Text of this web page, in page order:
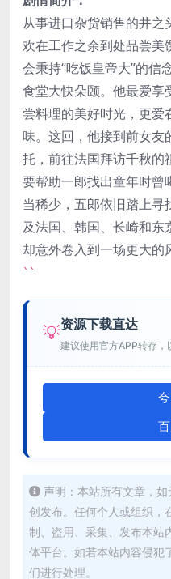
从事进口杂货销售的井
欢在工作之余到处品尝美
会秉持“吃饭皇帝大”的信
食堂大快朵颐。他最爱享
尝料理的美好时光，更爱
味。这回，他接到前女
托，前往法国拜访千秋的
要帮助一郎找出童年时曾
当稀少，五郎依旧踏上寻
及法国、韩国、长崎和
却意外卷入到一场更大的
``
💡资源下载直达
建议使用官方APP转存
声明：本站所有文章，
创发布。任何个人或组织，
制、盗用、采集、发布本站
体平台。如若本站内容侵犯
们进行处理。